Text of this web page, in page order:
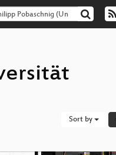
Sort by